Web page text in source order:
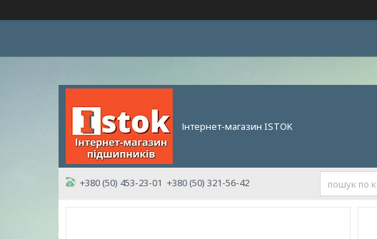
Інтернет-магазин ISTOK
+380 (50) 453-23-01 +380 (50) 321-56-42